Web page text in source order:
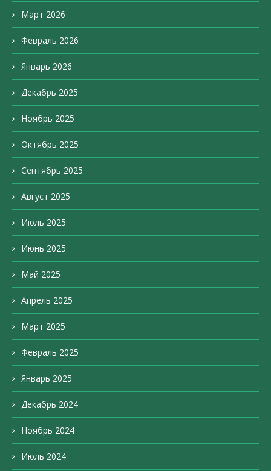
Март 2026
Февраль 2026
Январь 2026
Декабрь 2025
Ноябрь 2025
Октябрь 2025
Сентябрь 2025
Август 2025
Июль 2025
Июнь 2025
Май 2025
Апрель 2025
Март 2025
Февраль 2025
Январь 2025
Декабрь 2024
Ноябрь 2024
Июль 2024